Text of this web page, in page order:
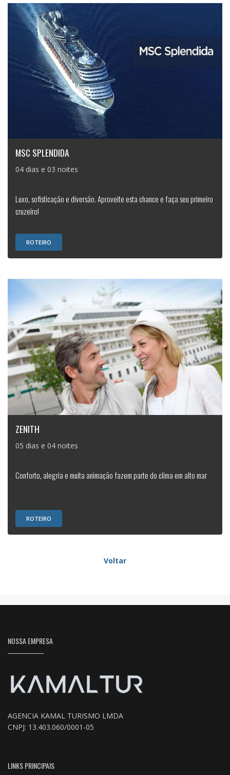
MSC SPLENDIDA
04 dias e 03 noites
Luxo, sofisticação e diversão. Aproveite esta chance e faça seu primeiro
cruzeiro!
ROTEIRO
ZENITH
05 dias e 04 noites
Conforto, alegria e muita animação fazem parte do clima em alto mar
ROTEIRO
Voltar
NOSSA EMPRESA
AGENCIA KAMAL TURISMO LMDA
CNPJ: 13.403.060/0001-05
LINKS PRINCIPAIS